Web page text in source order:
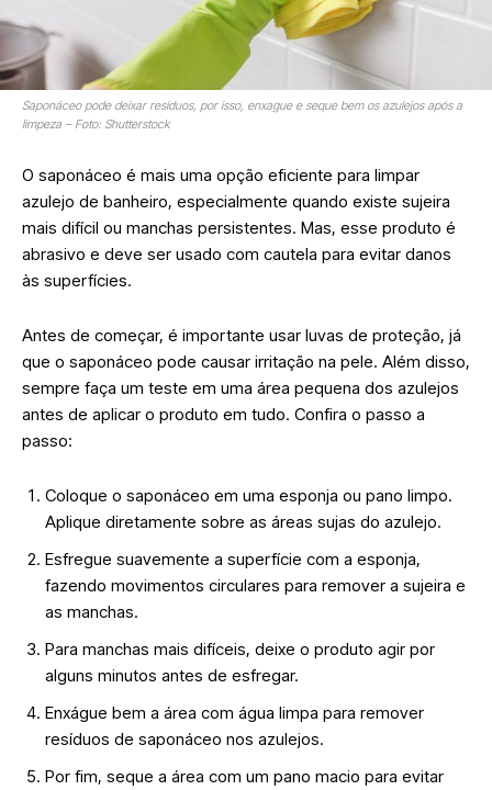
Saponáceo pode deixar resíduos, por isso, enxague e seque bem os azulejos após a
limpeza – Foto: Shutterstock
O saponáceo é mais uma opção eficiente para limpar
azulejo de banheiro, especialmente quando existe sujeira
mais difícil ou manchas persistentes. Mas, esse produto é
abrasivo e deve ser usado com cautela para evitar danos
às superfícies.
Antes de começar, é importante usar luvas de proteção, já
que o saponáceo pode causar irritação na pele. Além disso,
sempre faça um teste em uma área pequena dos azulejos
antes de aplicar o produto em tudo. Confira o passo a
passo:
Coloque o saponáceo em uma esponja ou pano limpo.
Aplique diretamente sobre as áreas sujas do azulejo.
Esfregue suavemente a superfície com a esponja,
fazendo movimentos circulares para remover a sujeira e
as manchas.
Para manchas mais difíceis, deixe o produto agir por
alguns minutos antes de esfregar.
Enxágue bem a área com água limpa para remover
resíduos de saponáceo nos azulejos.
Por fim, seque a área com um pano macio para evitar